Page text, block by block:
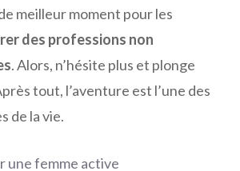
de meilleur moment pour les
des professions non
. Alors, n’hésite plus et plonge
tout, l’aventure est l’une des
de la vie.
une femme active